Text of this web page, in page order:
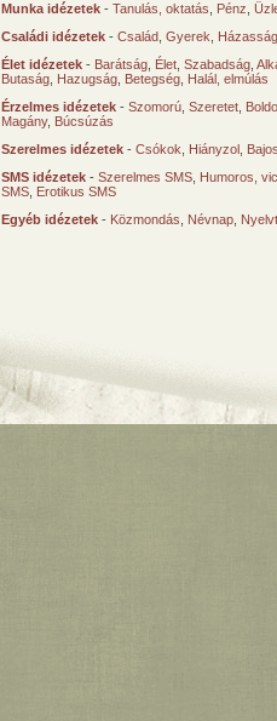
Munka idézetek - Tanulás, oktatás Pénz
Családi idézetek - Család Gyerek
Élet idézetek - Barátság Élet Szabadság
Butaság Hazugság Betegség Halál, elmúlás
Érzelmes idézetek - Szomorú Szeretet
Magány, Búcsúzás
Szerelmes idézetek - Csókok Hiányzol
SMS idézetek - Szerelmes SMS Humoros,
SMS Erotikus SMS
Egyéb idézetek - Közmondás Névnap